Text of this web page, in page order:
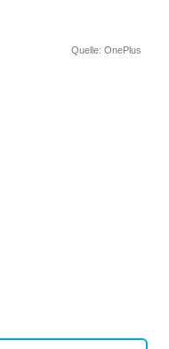
Quelle: OnePlus